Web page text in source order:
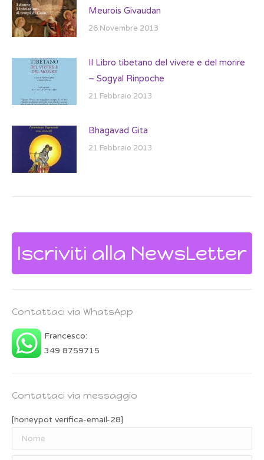
Meurois Givaudan
26 Novembre 2013
Il Libro tibetano del vivere e del morire
– Sogyal Rinpoche
21 Febbraio 2013
Bhagavad Gita
21 Febbraio 2013
Iscriviti alla NewsLetter
Contattaci via WhatsApp
Francesco:
349 8759715
Contattaci via messaggio
[honeypot verifica-email-28]